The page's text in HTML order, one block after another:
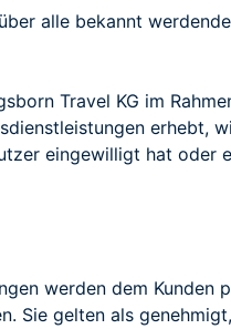
alle bekannt
Travel KG im
erhebt,
eingewilligt hat oder
werden dem Kunden
Sie gelten als